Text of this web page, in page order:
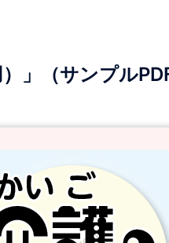
」（サンプルPDF